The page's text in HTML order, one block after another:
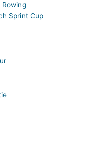
Rowing
Sprint Cup